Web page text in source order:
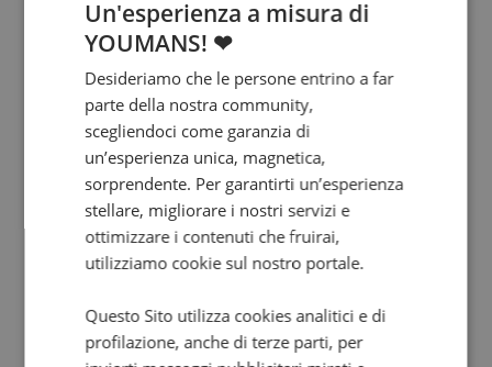
Un'esperienza a misura di
YOUMANS! ❤
Desideriamo che le persone entrino a far
parte della nostra community,
scegliendoci come garanzia di
un’esperienza unica, magnetica,
sorprendente. Per garantirti un’esperienza
stellare, migliorare i nostri servizi e
ottimizzare i contenuti che fruirai,
utilizziamo cookie sul nostro portale.
Questo Sito utilizza cookies analitici e di
profilazione, anche di terze parti, per